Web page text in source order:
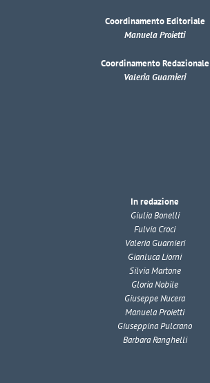
Coordinamento Editoriale
Manuela Proietti
Coordinamento Redazionale
Valeria Guarnieri
In redazione
Giulia Bonelli
Fulvia Croci
Valeria Guarnieri
Gianluca Liorni
Silvia Martone
Gloria Nobile
Giuseppe Nucera
Manuela Proietti
Giuseppina Pulcrano
Barbara Ranghelli